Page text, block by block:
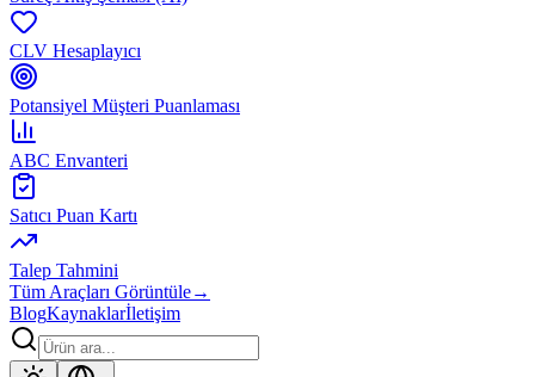
CLV Hesaplayıcı
Potansiyel Müşteri Puanlaması
ABC Envanteri
Satıcı Puan Kartı
Talep Tahmini
Tüm Araçları Görüntüle→
BlogKaynaklarİletişim